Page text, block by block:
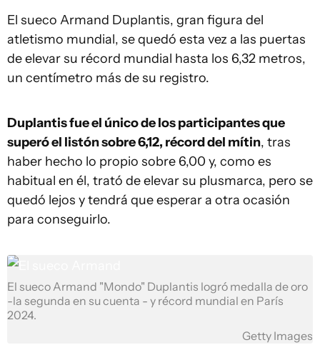
El sueco Armand Duplantis, gran figura del
atletismo mundial, se quedó esta vez a las puertas
de elevar su récord mundial hasta los 6,32 metros,
un centímetro más de su registro.
Duplantis fue el único de los participantes que
superó el listón sobre 6,12, récord del mítin, tras
haber hecho lo propio sobre 6,00 y, como es
habitual en él, trató de elevar su plusmarca, pero se
quedó lejos y tendrá que esperar a otra ocasión
para conseguirlo.
El sueco Armand "Mondo" Duplantis logró medalla de oro
-la segunda en su cuenta - y récord mundial en París
2024.
Getty Images